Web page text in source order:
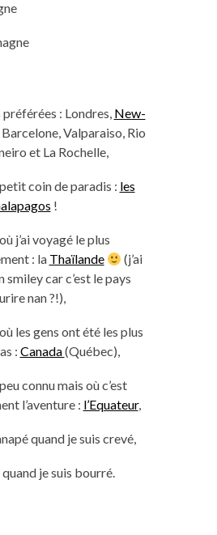
: Londres, New-
Barcelone, Valparaiso, Rio
et La Rochelle,
coin de paradis : les
!
j’ai voyagé le plus
: la Thaïlande
(j’ai
smiley car c’est le pays
nan ?!),
les gens ont été les plus
: Canada(Québec),
connu mais où c’est
l’aventure : l’Equateur,
quand je suis crevé,
je suis bourré.